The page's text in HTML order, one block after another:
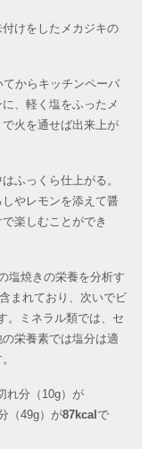
けをしたメカジキの
からキッチンペーパ
、軽く塩をふったメ
火を通せば出来上が
ふっくら仕上がる。
やレモンを添えて醤
楽しむことができ
塩焼きの栄養を分析す
まれており、次いでビ
。ミネラル類では、セ
栄養素では塩分は適
れ分（10g）が
（49g）が87kcal で